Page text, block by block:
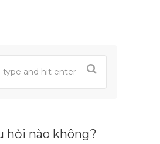
hỏi nào không?